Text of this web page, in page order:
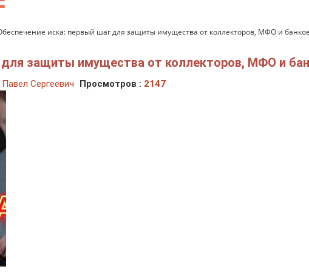
иска: первый шаг для защиты имущества от коллекторов, МФО и
для защиты имущества от коллекторов, МФО и
Сергеевич Просмотров : 2147